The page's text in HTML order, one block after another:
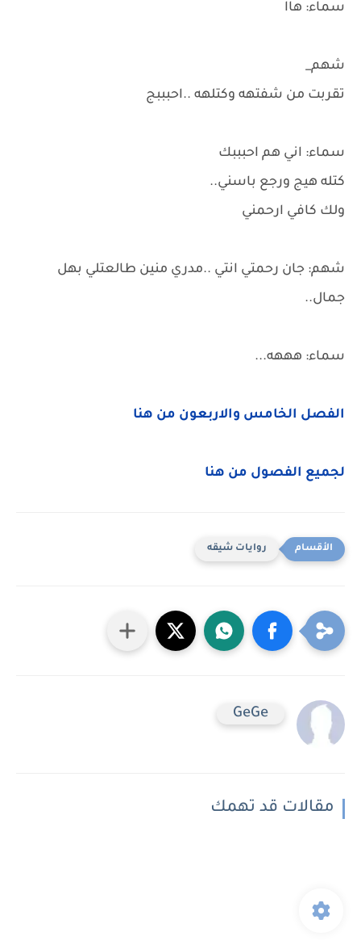
سماء: هاا
شهم_
تقربت من شفتهه وكتلهه ..احبببج
سماء: اني هم احبببك
كتله هيج ورجع باسني..
ولك كافي ارحمني
شهم: جان رحمتي انتي ..مدري منين طالعتلي بهل
جمال..
سماء: هههه...
الفصل الخامس والاربعون من هنا
لجميع الفصول من هنا
روايات شيقه
GeGe
مقالات قد تهمك